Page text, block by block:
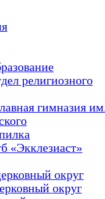
религиозного
гимназия
«Экклезиаст»
округ
округ